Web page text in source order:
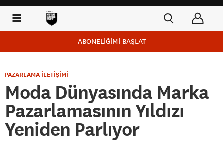
ABONELİĞİMİ BAŞLAT
PAZARLAMA İLETİŞİMİ
Moda Dünyasında Marka
Pazarlamasının Yıldızı
Yeniden Parlıyor